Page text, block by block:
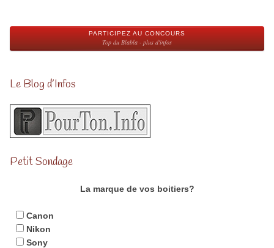
PARTICIPEZ AU CONCOURS
Top du Blabla - plus d'infos
Le Blog d’Infos
Petit Sondage
La marque de vos boitiers?
Canon
Nikon
Sony